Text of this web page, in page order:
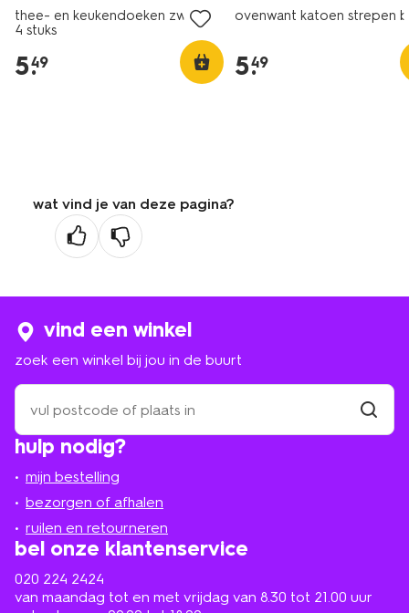
thee- en keukendoeken zwart -
4 stuks
5.
49
ovenwant katoen strepen
5.
49
wat vind je van deze pagina?
hulp nodig?
mijn bestelling
bezorgen of afhalen
ruilen en retourneren
bel onze klantenservice
020 224 2424
van maandag tot en met vrijdag van 8.30 tot 21.00 uur
vind een winkel
zoek een winkel bij jou in de buurt
zoek
een
winkel
bij
in
de
buurt